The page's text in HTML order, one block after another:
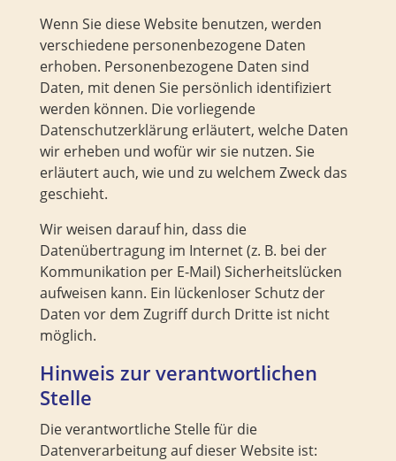
Wenn Sie diese Website benutzen, werden
verschiedene personenbezogene Daten
erhoben. Personenbezogene Daten sind
Daten, mit denen Sie persönlich identifiziert
werden können. Die vorliegende
Datenschutzerklärung erläutert, welche Daten
wir erheben und wofür wir sie nutzen. Sie
erläutert auch, wie und zu welchem Zweck das
geschieht.
Wir weisen darauf hin, dass die
Datenübertragung im Internet (z. B. bei der
Kommunikation per E-Mail) Sicherheitslücken
aufweisen kann. Ein lückenloser Schutz der
Daten vor dem Zugriff durch Dritte ist nicht
möglich.
Hinweis zur verantwortlichen
Stelle
Die verantwortliche Stelle für die
Datenverarbeitung auf dieser Website ist: